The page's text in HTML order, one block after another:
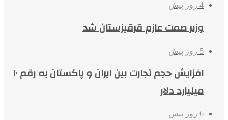
4 روز پیش
وزیر صمت عازم قرقیزستان شد
5 روز پیش
افزایش حجم تجارت بین ایران و پاکستان به رقم ۱۰
میلیارد دلار
6 روز پیش